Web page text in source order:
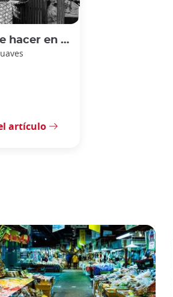
en verano
artículo